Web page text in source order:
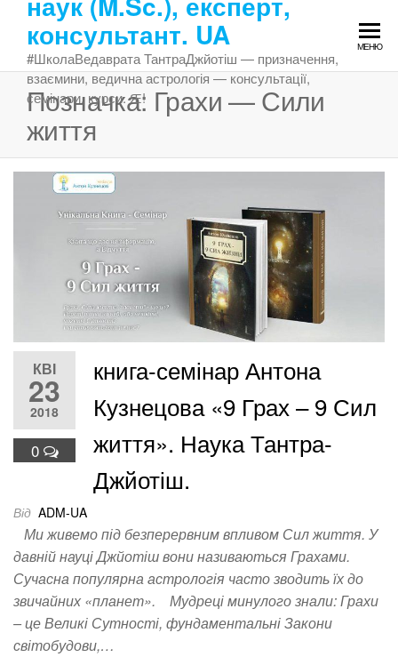
Перейти
змістуконсультант. UA
#ШколаВедаврата ТантраДжйотіш — призначення,
взаємини, ведична астрологія — консультації,
семінари, курси. Ԙ!
МЕНЮ
Позначка: Грахи — Сили
життя
КВІ
23
2018
0
книга-семінар Антона
Кузнецова «9 Грах – 9 Сил
життя». Наука Тантра-
Джйотіш.
Від ADM-UA
Ми живемо під безперервним впливом Сил життя. У
давній науці Джйотіш вони називаються Грахами.
Сучасна популярна астрологія часто зводить їх до
звичайних «планет». Мудреці минулого знали: Грахи
– це Великі Сутності, фундаментальні Закони
світобудови,…